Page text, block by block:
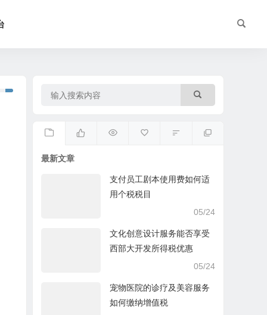
最新文章
支付员工剧本使用费如何适
用个税税目
05/24
文化创意设计服务能否享受
西部大开发所得税优惠
05/24
宠物医院的诊疗及美容服务
如何缴纳增值税